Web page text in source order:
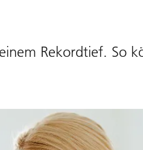
Rekordtief. So